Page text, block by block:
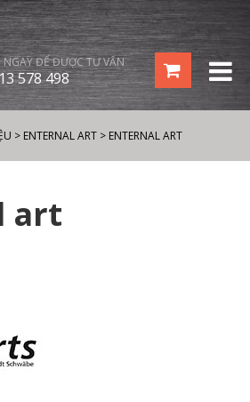
NGAY ĐỂ ĐƯỢC TƯ VẤN
578 498
> ENTERNAL ART > ENTERNAL ART
art